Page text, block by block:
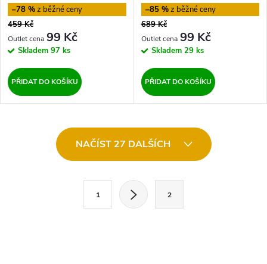
–78 %
459 Kč
99 Kč
Skladem 97 ks
PŘIDAT DO KOŠÍKU
–85 %
689 Kč
99 Kč
Skladem 29 ks
PŘIDAT DO KOŠÍKU
NAČÍST 27 DALŠÍCH
1 2